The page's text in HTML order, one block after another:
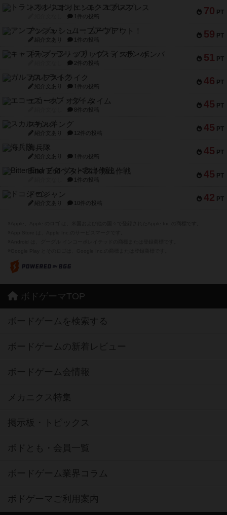
70 PT
トランスオリエント・エクスプレス
1件の投稿
59 PT
アンブッシュ！：ムーブアウト！
紹介文あり 1件の投稿
51 PT
キャプテン・フリップ：イスラ・ボンバ
2件の投稿
46 PT
ガルフストライク
紹介文あり 1件の投稿
45 PT
エコーズ・オブ・タイム
8件の投稿
45 PT
スカルキング
紹介文あり 12件の投稿
45 PT
海兵隊
紹介文あり 1件の投稿
45 PT
Bitter End ブタペスト救出作戦
1件の投稿
42 PT
ドコジャン
紹介文あり 10件の投稿
ボドゲーマTOP
ボードゲームを検索する
ボードゲームの新着レビュー
ボードゲーム会情報
メカニクス特集
掲示板・トピックス
ボドとも・会員一覧
ボードゲーム業界コラム
ボドゲーマご利用案内